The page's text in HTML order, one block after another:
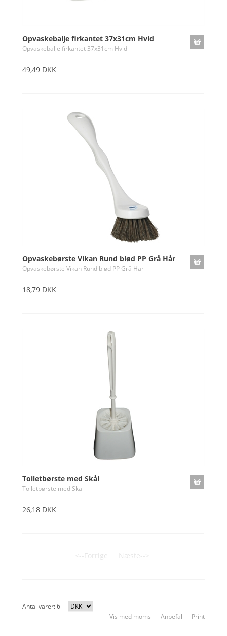
Opvaskebalje firkantet 37x31cm Hvid
Opvaskebalje firkantet 37x31cm Hvid
49,49 DKK
Opvaskebørste Vikan Rund blød PP Grå Hår
Opvaskebørste Vikan Rund blød PP Grå Hår
18,79 DKK
Toiletbørste med Skål
Toiletbørste med Skål
26,18 DKK
<--Forrige Næste-->
Antal varer: 6
Vis med moms
Anbefal Print